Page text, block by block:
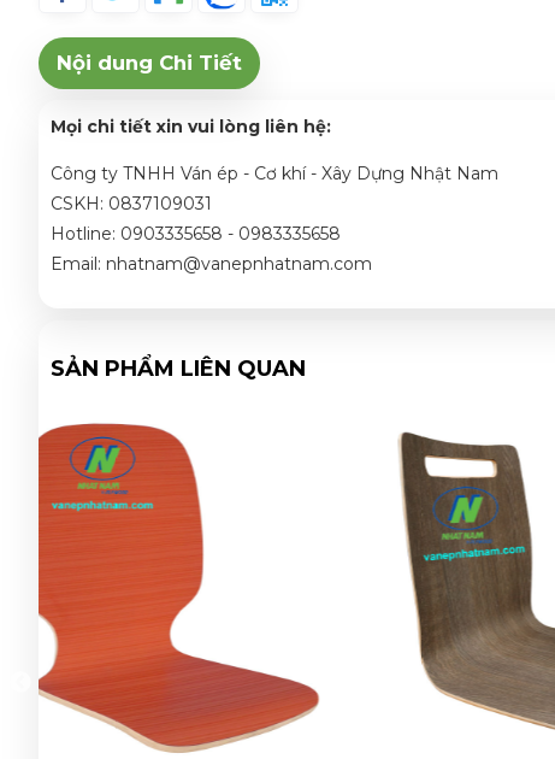
Nội dung Chi Tiết
Mọi chi tiết xin vui lòng liên hệ:
Công ty TNHH Ván ép - Cơ khí - Xây Dựng Nhật Nam
CSKH: 0837109031
Hotline: 0903335658 - 0983335658
Email: nhatnam@vanepnhatnam.com
SẢN PHẨM LIÊN QUAN